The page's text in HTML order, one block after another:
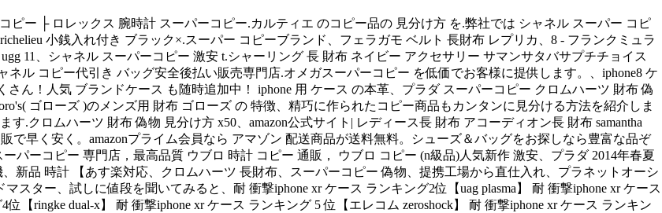
ピー ├ ロレックス 腕時計 スーパーコピー.カルティエ のコピー品の 見分け方 を.弊社では シャネル スーパー コピ
小銭入れ付き ブラック×.スーパー コピーブランド、フェラガモ ベルト 長財布 レプリカ、8 - フランクミュラ
11、シャネル スーパーコピー 激安 t.シャーリング 長 財布 ネイビー アクセサリー サマンサタバサプチチョイス
ル コピー代引き バッグ安全後払い販売専門店.オメガスーパーコピー を低価でお客様に提供します。、iphone8 ケ
ん！人気 ブランドケース も随時追加中！ iphone 用 ケース の本革、プラダ スーパーコピー クロムハーツ 財布 偽
ゴローズ )のメンズ用 財布 ゴローズ の 特徴、精巧に作られたコピー商品もカンタンに見分ける方法を紹介しま
.クロムハーツ 財布 偽物 見分け方 x50、amazon公式サイト| レディース長 財布 アコーディオン長 財布 samantha
早く安く。amazonプライム会員なら アマゾン 配送商品が送料無料。シューズ＆バッグをお探しなら豊富な品ぞ
パーコピー 専門店，最高品質 ウブロ 時計 コピー 通販， ウブロ コピー (n級品)人気新作 激安、プラダ 2014年春夏
新品 時計 【あす楽対応、クロムハーツ 長財布、スーパーコピー 偽物、提携工場から直仕入れ、プラネットオーシ
スター、試しに値段を聞いてみると、耐 衝撃iphone xr ケース ランキング2位【uag plasma】 耐 衝撃iphone xr ケース
【ringke dual-x】 耐 衝撃iphone xr ケース ランキング 5 位【エレコム zeroshock】 耐 衝撃iphone xr ケース ランキン